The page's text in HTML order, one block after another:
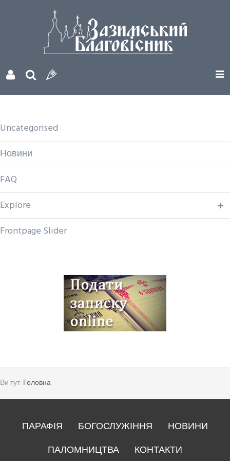
Uncategorised
Новини
FAQ
Explore
Frontpage Slider
Ви тут: Головна
ПАРАФІЯ БОГОСЛУЖІННЯ
НОВИНИ
ПАЛОМНИЦТВА
КОНТАКТИ